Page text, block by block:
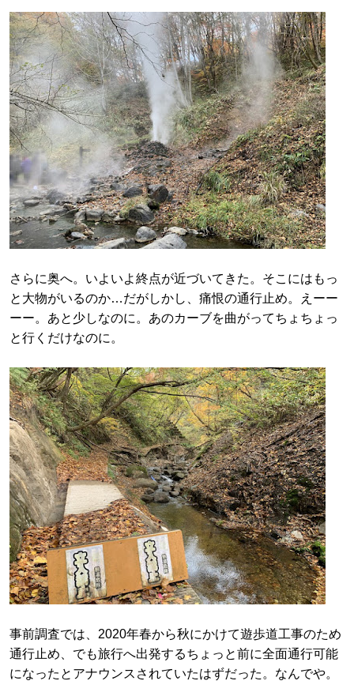
さらに奥へ。いよいよ終点が近づいてきた。そこにはもっ
と大物がいるのか…だがしかし、痛恨の通行止め。えーー
ーー。あと少しなのに。あのカーブを曲がってちょちょっ
と行くだけなのに。
事前調査では、2020年春から秋にかけて遊歩道工事のため
通行止め、でも旅行へ出発するちょっと前に全面通行可能
になったとアナウンスされていたはずだった。なんでや。